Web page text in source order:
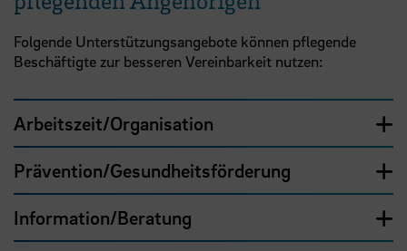
Folgende Unterstützungsangebote können pflegende
Beschäftigte zur besseren Vereinbarkeit nutzen:
Arbeitszeit/Organisation
Prävention/Gesundheitsförderung
Information/Beratung